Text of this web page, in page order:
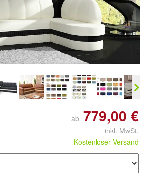
Doppelt antippen zum
vergrößern
ab 779,00 €
inkl. MwSt.
Kostenloser Versand